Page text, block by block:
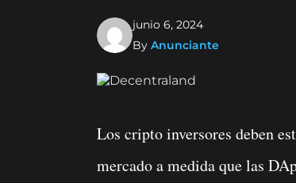
junio 6, 2024
By Anunciante
Los cripto inversores deben estar atentos a las nuevas criptomonedas que entran en el
mercado a medida que las